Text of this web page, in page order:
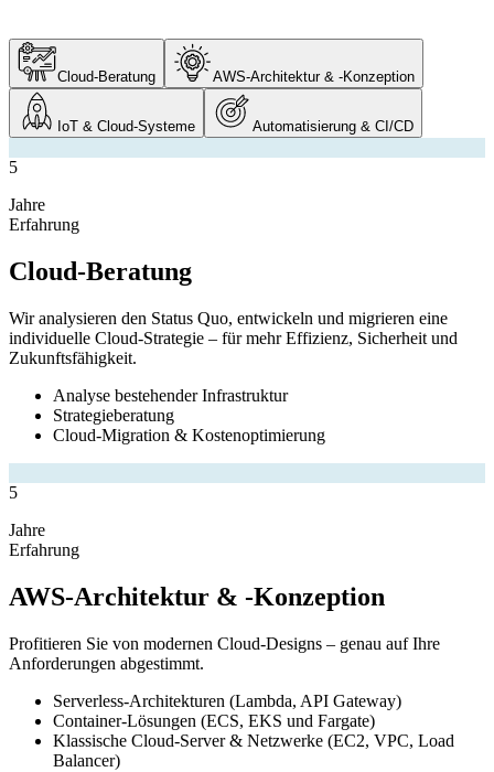
Cloud-Beratung AWS-Architektur & -Konzeption
IoT & Cloud-Systeme Automatisierung & CI/CD
5
Jahre
Erfahrung
Cloud-Beratung
Wir analysieren den Status Quo, entwickeln und migrieren eine
individuelle Cloud-Strategie – für mehr Effizienz, Sicherheit und
Zukunftsfähigkeit.
Analyse bestehender Infrastruktur
Strategieberatung
Cloud-Migration & Kostenoptimierung
5
Jahre
Erfahrung
AWS-Architektur & -Konzeption
Profitieren Sie von modernen Cloud-Designs – genau auf Ihre
Anforderungen abgestimmt.
Serverless-Architekturen (Lambda, API Gateway)
Container-Lösungen (ECS, EKS und Fargate)
Klassische Cloud-Server & Netzwerke (EC2, VPC, Load
Balancer)